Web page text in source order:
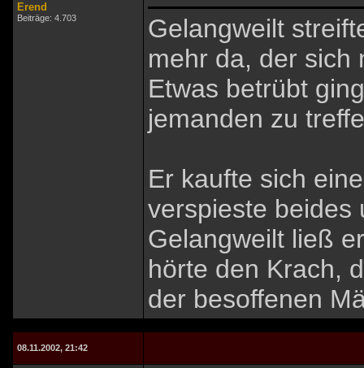
Erend
Beiträge: 4.703
Gelangweilt
mehr da, der sich
Etwas betrübt
jemanden zu
Er kaufte sich
verspieste beides
Gelangweilt ließ
hörte den Krach,
der besoffenen
08.11.2002, 21:42